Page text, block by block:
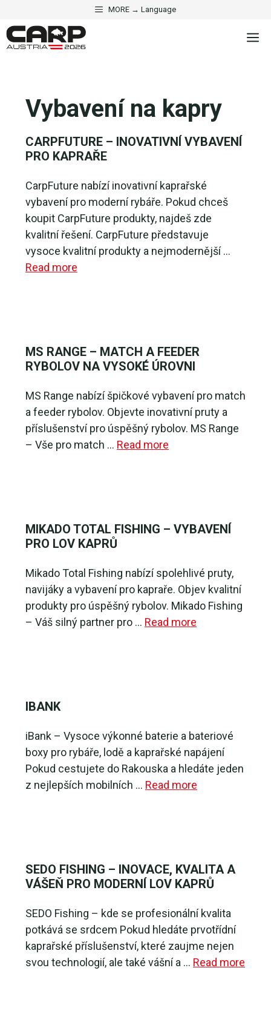
na
obsah
MORE → Language
Vybavení na kapry
CARPFUTURE – INOVATIVNÍ VYBAVENÍ
PRO KAPRAŘE
CarpFuture nabízí inovativní kaprařské
vybavení pro moderní rybáře. Pokud chceš
koupit CarpFuture produkty, najdeš zde
kvalitní řešení. CarpFuture představuje
vysoce kvalitní produkty a nejmodernější …
Read more
MS RANGE – MATCH A FEEDER
RYBOLOV NA VYSOKÉ ÚROVNI
MS Range nabízí špičkové vybavení pro match
a feeder rybolov. Objevte inovativní pruty a
příslušenství pro úspěšný rybolov. MS Range
– Vše pro match … Read more
MIKADO TOTAL FISHING – VYBAVENÍ
PRO LOV KAPRŮ
Mikado Total Fishing nabízí spolehlivé pruty,
navijáky a vybavení pro kapraře. Objev kvalitní
produkty pro úspěšný rybolov. Mikado Fishing
– Váš silný partner pro … Read more
IBANK
iBank – Vysoce výkonné baterie a bateriové
boxy pro rybáře, lodě a kaprařské napájení
Pokud cestujete do Rakouska a hledáte jeden
z nejlepších mobilních … Read more
SEDO FISHING – INOVACE, KVALITA A
VÁŠEŇ PRO MODERNÍ LOV KAPRŮ
SEDO Fishing – kde se profesionální kvalita
potkává se srdcem Pokud hledáte prvotřídní
kaprařské příslušenství, které zaujme nejen
svou technologií, ale také vášní a … Read more